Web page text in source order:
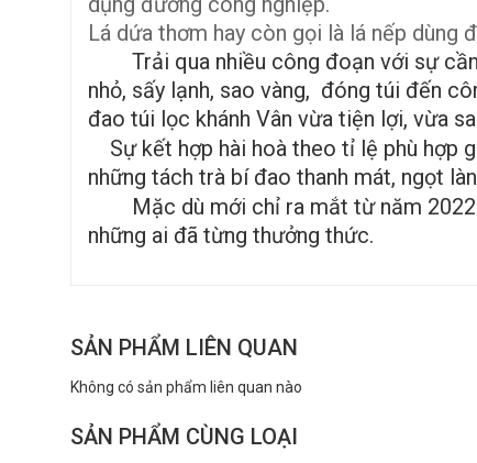
Lá dứa thơm hay còn gọi là lá nếp
Trải qua nhiều công đoạn với sự cần
nhỏ, sấy lạnh, sao vàng, đóng túi đến
đao túi lọc khánh Vân vừa tiện lợi, vừa
Sự kết hợp hài hoà theo tỉ lệ phù hợp
những tách trà bí đao thanh mát, ngọt
Mặc dù mới chỉ ra mắt từ năm 2022
những ai đã từng thưởng thức.
SẢN PHẨM LIÊN QUAN
Không có sản phẩm liên quan nào
SẢN PHẨM CÙNG LOẠI